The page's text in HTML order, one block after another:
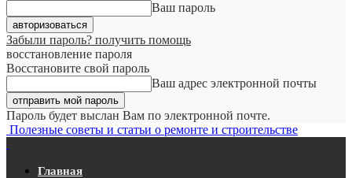
Ваш пароль
Забыли пароль? получить помощь
восстановление пароля
Восстановите свой пароль
Ваш адрес электронной почты
Пароль будет выслан Вам по электронной почте.
Полезные советы и статьи о ремонте и строительстве
Главная